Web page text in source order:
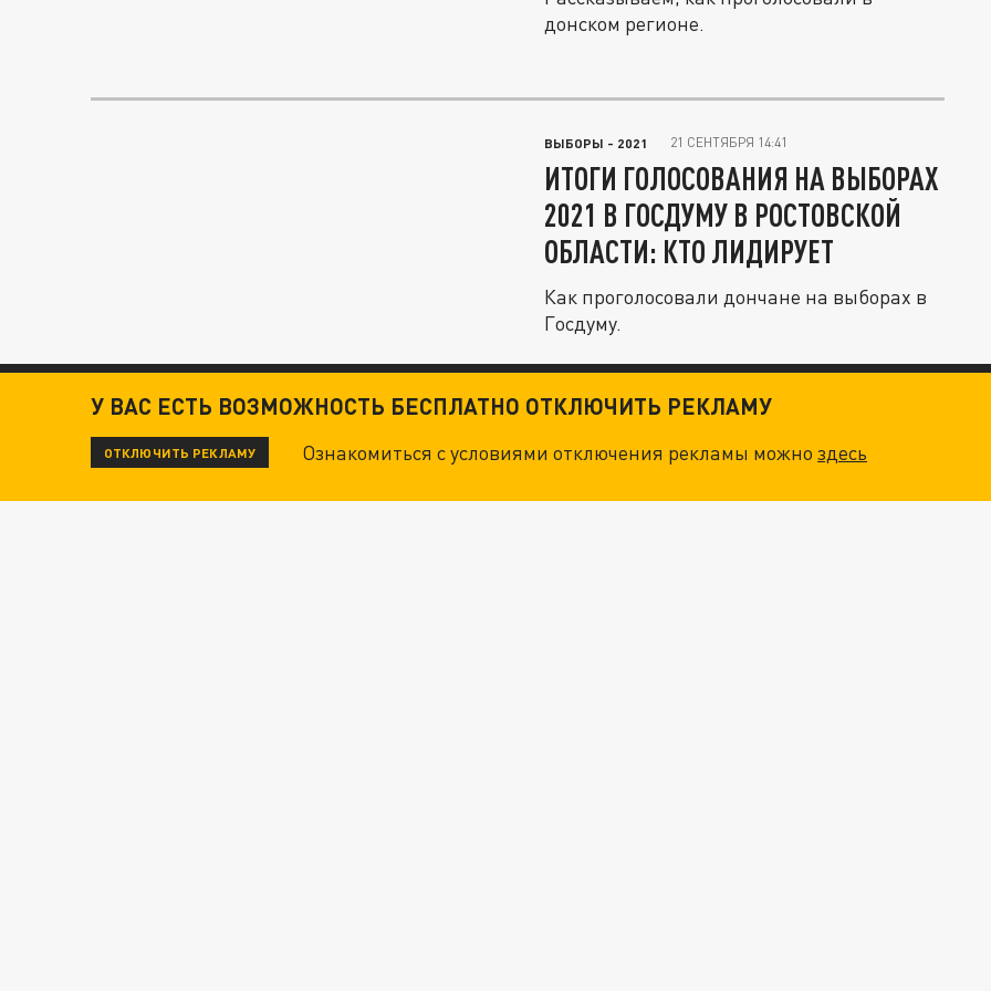
донском регионе.
ВЫБОРЫ - 2021 21 СЕНТЯБРЯ 14:41
ИТОГИ ГОЛОСОВАНИЯ НА ВЫБОРАХ
2021 В ГОСДУМУ В РОСТОВСКОЙ
ОБЛАСТИ: КТО ЛИДИРУЕТ
Как проголосовали дончане на выборах в
Госдуму.
У ВАС ЕСТЬ ВОЗМОЖНОСТЬ БЕСПЛАТНО ОТКЛЮЧИТЬ РЕКЛАМУ
ОТКЛЮЧИТЬ РЕКЛАМУ Ознакомиться с условиями отключения рекламы можноздесь